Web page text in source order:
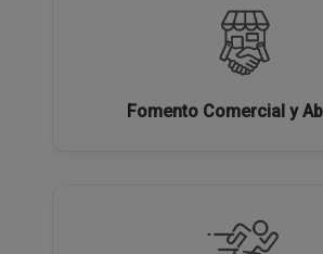
Fomento Comercial y